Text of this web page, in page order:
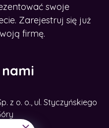
swoje
Zarejestruj się już
firmę.
z o. o., ul. Styczyńskiego